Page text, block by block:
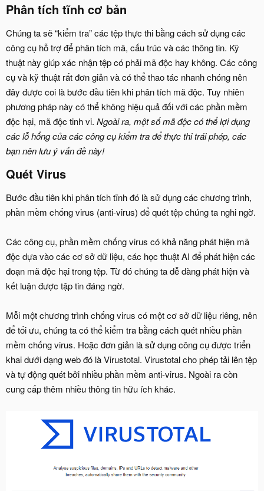
Phân tích tĩnh cơ bản​
Chúng ta sẽ “kiểm tra” các tệp thực thi bằng cách sử dụng các
công cụ hỗ trợ để phân tích mã, cấu trúc và các thông tin. Kỹ
thuật này giúp xác nhận tệp có phải mã độc hay không. Các công
cụ và kỹ thuật rất đơn giản và có thể thao tác nhanh chóng nên
đây được coi là bước đầu tiên khi phân tích mã độc. Tuy nhiên
phương pháp này có thể không hiệu quả đối với các phần mềm
độc hại, mã độc tinh vi. Ngoài ra, một số mã độc có thể lợi dụng
các lỗ hổng của các công cụ kiểm tra để thực thi trái phép, các
bạn nên lưu ý vấn đề này!
Quét Virus​
Bước đầu tiên khi phân tích tĩnh đó là sử dụng các chương trình,
phần mềm chống virus (anti-virus) để quét tệp chúng ta nghi ngờ.
Các công cụ, phần mềm chống virus có khả năng phát hiện mã
độc dựa vào các cơ sở dữ liệu, các học thuật AI để phát hiện các
đoạn mã độc hại trong tệp. Từ đó chúng ta dễ dàng phát hiện và
kết luận được tập tin đáng ngờ.
Mỗi một chương trình chống virus có một cơ sở dữ liệu riêng, nên
để tối ưu, chúng ta có thể kiểm tra bằng cách quét nhiều phần
mềm chống virus. Hoặc đơn giản là sử dụng công cụ được triển
khai dưới dạng web đó là Virustotal. Virustotal cho phép tải lên tệp
và tự động quét bởi nhiều phần mềm anti-virus. Ngoài ra còn
cung cấp thêm nhiều thông tin hữu ích khác.